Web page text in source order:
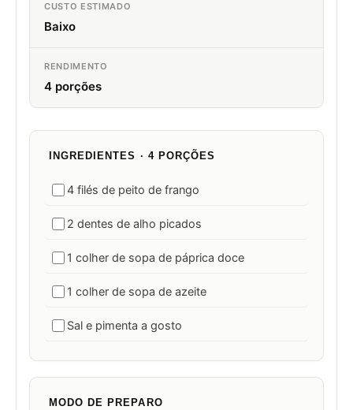
CUSTO ESTIMADO
Baixo
RENDIMENTO
4 porções
INGREDIENTES · 4 PORÇÕES
4 filés de peito de frango
2 dentes de alho picados
1 colher de sopa de páprica doce
1 colher de sopa de azeite
Sal e pimenta a gosto
MODO DE PREPARO